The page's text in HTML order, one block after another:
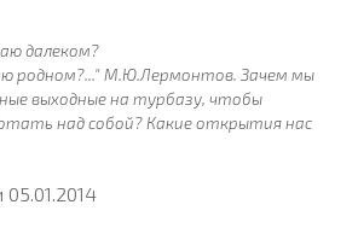
далеком?
родном?..." М.Ю.Лермонтов. Зачем мы
выходные на турбазу, чтобы
над собой? Какие открытия нас
05.01.2014